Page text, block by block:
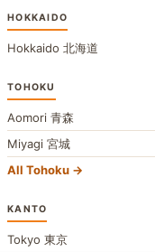
HOKKAIDO
Hokkaido 北海道
TOHOKU
Aomori 青森
Miyagi 宮城
All Tohoku
KANTO
Tokyo 東京